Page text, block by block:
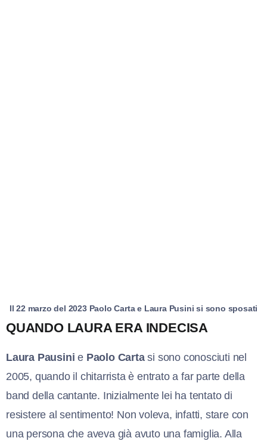
Il 22 marzo del 2023 Paolo Carta e Laura Pusini si sono sposati
QUANDO LAURA ERA INDECISA
Laura Pausini e Paolo Cartasi sono conosciuti nel
2005, quando il chitarrista è entrato a far parte della
band della cantante. Inizialmente lei ha tentato di
resistere al sentimento! Non voleva, infatti, stare con
una persona che aveva già avuto una famiglia. Alla